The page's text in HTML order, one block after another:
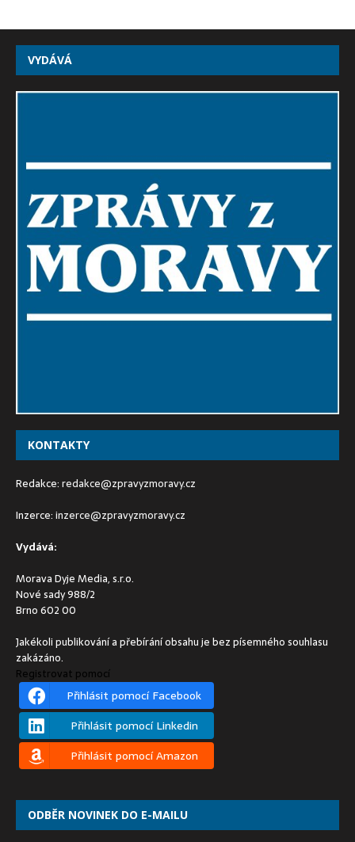
VYDÁVÁ
KONTAKTY
Redakce:redakce@zpravyzmoravy.cz
Inzerce:inzerce@zpravyzmoravy.cz
Vydává:
Morava Dyje Media, s.r.o.
Nové sady 988/2
Brno 602 00
Jakékoli publikování a přebírání obsahu je bez písemného souhlasu
zakázáno.
Registrovat pomocí
Přihlásit pomocí Facebook
Přihlásit pomocí Linkedin
Přihlásit pomocí Amazon
ODBĚR NOVINEK DO E-MAILU